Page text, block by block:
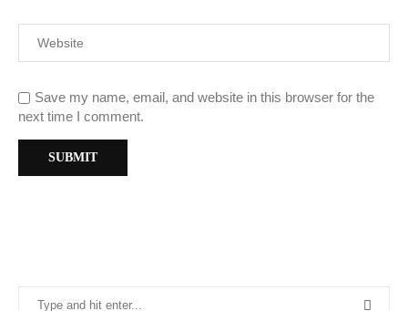
Save my name, email, and website in this browser for the
next time I comment.